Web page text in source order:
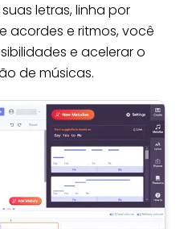
letras, linha por
acordes e ritmos, você
e acelerar o
de músicas.